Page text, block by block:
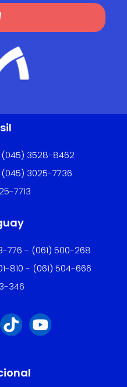
3528-8462
3025-7736
7713
776 - (061) 500-268
810 - (061) 504-666
346